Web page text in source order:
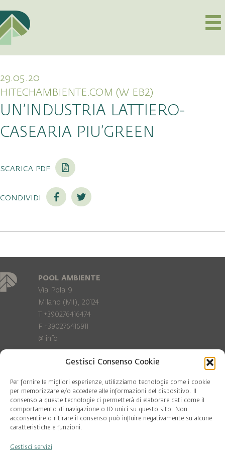
Gestisci Consenso Cookie
Per fornire le migliori esperienze, utilizziamo tecnologie come i cookie
per memorizzare e/o accedere alle informazioni del dispositivo. Il
consenso a queste tecnologie ci permetterà di elaborare dati come il
comportamento di navigazione o ID unici su questo sito. Non
acconsentire o ritirare il consenso può influire negativamente su alcune
caratteristiche e funzioni.
Gestisci servizi
29.05.20
HITECHAMBIENTE.COM (W EB2)
UN’INDUSTRIA LATTIERO-
CASEARIA PIU’GREEN
scarica pdf
condividi
POOL AMBIENTE
Via Pola 9
Milano (MI), 20124
T +390276416474
F +390276416911
@ info
Privacy Policy
Cookie policy
COD. FISC. 97081560159
P.IVA 06375640965
© Pool Ambiente 2026
DESIGN & DEVELOPMENT by